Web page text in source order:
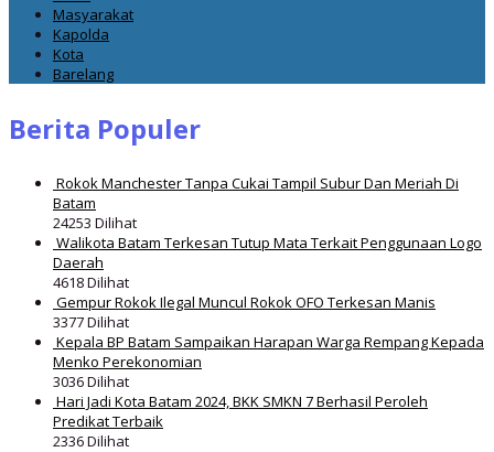
Masyarakat
Kapolda
Kota
Barelang
Berita Populer
Rokok Manchester Tanpa Cukai Tampil Subur Dan Meriah Di
Batam
24253 Dilihat
Walikota Batam Terkesan Tutup Mata Terkait Penggunaan Logo
Daerah
4618 Dilihat
Gempur Rokok Ilegal Muncul Rokok OFO Terkesan Manis
3377 Dilihat
Kepala BP Batam Sampaikan Harapan Warga Rempang Kepada
Menko Perekonomian
3036 Dilihat
Hari Jadi Kota Batam 2024, BKK SMKN 7 Berhasil Peroleh
Predikat Terbaik
2336 Dilihat